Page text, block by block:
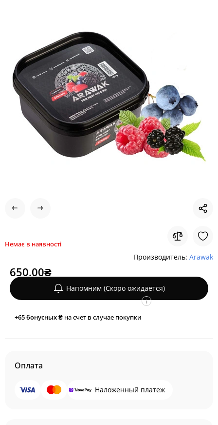
Немає в наявності
Производитель: Arawak
650.00₴
Напомним (Скоро ожидается)
+65бонусных ₴ на счет в случае покупки
i
Оплата
Наложенный платеж